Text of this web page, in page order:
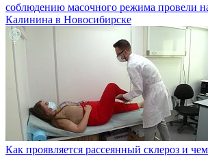
соблюдению масочного режима провели
Калинина в Новосибирске
Как проявляется рассеянный склероз и